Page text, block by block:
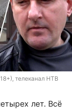
телеканал НТВ
лет. Всё